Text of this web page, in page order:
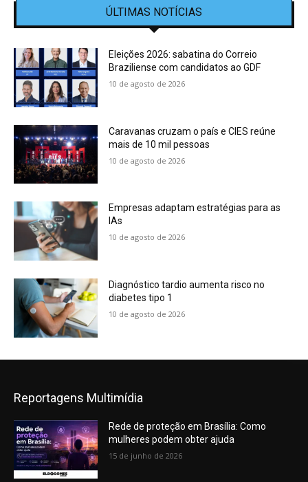
ÚLTIMAS NOTÍCIAS
Eleições 2026: sabatina do Correio
Braziliense com candidatos ao GDF
10 de agosto de 2026
Caravanas cruzam o país e CIES reúne
mais de 10 mil pessoas
10 de agosto de 2026
Empresas adaptam estratégias para as
IAs
10 de agosto de 2026
Diagnóstico tardio aumenta risco no
diabetes tipo 1
10 de agosto de 2026
Reportagens Multimídia
Rede de proteção em Brasília: Como
mulheres podem obter ajuda
15 de junho de 2026